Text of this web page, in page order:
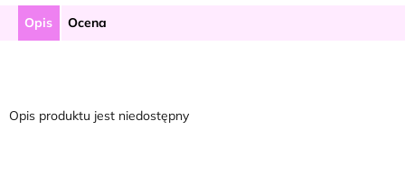
Opis Ocena
Opis produktu jest niedostępny